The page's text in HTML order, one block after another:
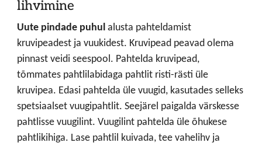
lihvimine
Uute pindade puhulalusta pahteldamist
kruvipeadest ja vuukidest. Kruvipead peavad olema
pinnast veidi seespool. Pahtelda kruvipead,
tõmmates pahtlilabidaga pahtlit risti-rästi üle
kruvipea. Edasi pahtelda üle vuugid, kasutades selleks
spetsiaalset vuugipahtlit. Seejärel paigalda värskesse
pahtlisse vuugilint. Vuugilint pahtelda üle õhukese
pahtlikihiga. Lase pahtlil kuivada, tee vahelihv ja